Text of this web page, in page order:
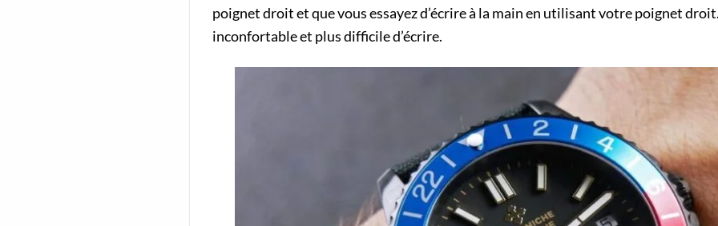
poignet droit et que vous essayez d’écrire à la main en utilisant votre poignet
inconfortable et plus difficile d’écrire.